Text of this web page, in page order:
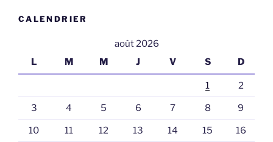
CALENDRIER
août 2026
L
M M J V S D
1 2
3 4 5 6 7 8 9
10 11 12 13 14 15 16